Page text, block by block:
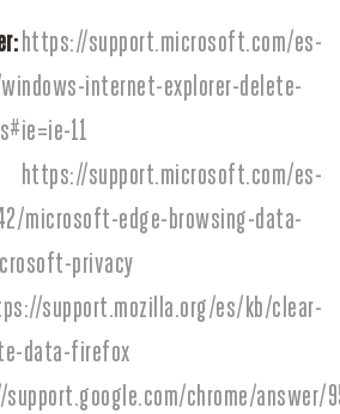
https://support.microsoft.com/es-
internet-explorer-delete-
11
https://support.microsoft.com/es-
microsoft-edge-browsing-data-
privacy
support.mozilla.org/es/kb/clear-
data-firefox
chrome/answer/